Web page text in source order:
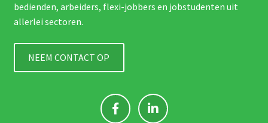
bedienden, arbeiders, flexi-jobbers en jobstudenten uit
allerlei sectoren.
NEEM CONTACT OP